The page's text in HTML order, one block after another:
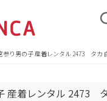
参り男の子 産着レンタル 2473 タカ
産着レンタル 2473